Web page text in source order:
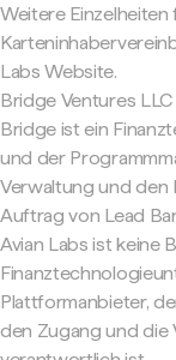
Weitere
Labs Website.
Bridge Ventures
Bridge ist ein
und der
Verwaltung und den
Auftrag von Lead
Avian Labs ist keine
Plattformanbieter,
den Zugang und die